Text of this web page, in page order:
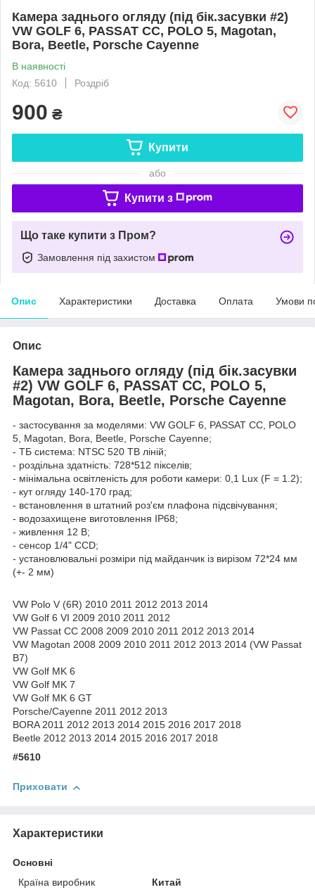
Камера заднього огляду (під бік.засувки #2)
VW GOLF 6, PASSAT CC, POLO 5, Magotan,
Bora, Beetle, Porsche Cayenne
В наявності
Код: 5610
Роздріб
900 ₴
Купити
або
Купити з
Що таке купити з Пром?
Замовлення під захистом
Опис Характеристики Доставка Оплата Умови
Опис
Камера заднього огляду (під бік.засувки
#2) VW GOLF 6, PASSAT CC, POLO 5,
Magotan, Bora, Beetle, Porsche Cayenne
- застосування за моделями: VW GOLF 6, PASSAT CC, POLO
5, Magotan, Bora, Beetle, Porsche Cayenne;
- ТБ система: NTSC 520 ТВ ліній;
- роздільна здатність: 728*512 пікселів;
- мінімальна освітленість для роботи камери: 0,1 Lux (F = 1.2);
- кут огляду 140-170 град;
- встановлення в штатний роз'єм плафона підсвічування;
- водозахищене виготовлення IP68;
- живлення 12 В;
- сенсор 1/4" CCD;
- установлювальні розміри під майданчик із вирізом 72*24 мм
(+- 2 мм)
VW Polo V (6R) 2010 2011 2012 2013 2014
VW Golf 6 VI 2009 2010 2011 2012
VW Passat CC 2008 2009 2010 2011 2012 2013 2014
VW Magotan 2008 2009 2010 2011 2012 2013 2014 (VW Passat
B7)
VW Golf MK 6
VW Golf MK 7
VW Golf MK 6 GT
Porsche/Cayenne 2011 2012 2013
BORA 2011 2012 2013 2014 2015 2016 2017 2018
Beetle 2012 2013 2014 2015 2016 2017 2018
#5610
Приховати
Характеристики
Основні
Країна виробник
Китай